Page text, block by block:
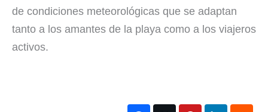
de condiciones meteorológicas que se adaptan
tanto a los amantes de la playa como a los viajeros
activos.